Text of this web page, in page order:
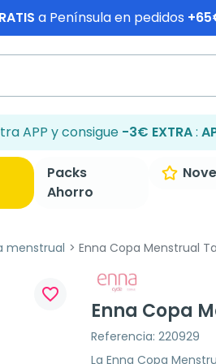
a Península en pedidos
APP y consigue -3€ EXTRA:
Packs
Ahorro
menstrual Enna Copa Menstrual
favorite_border
Enna Copa
Referencia: 220929
La Enna Copa